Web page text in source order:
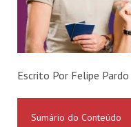
Escrito Por Felipe Pardo
Sumário do Conteúdo